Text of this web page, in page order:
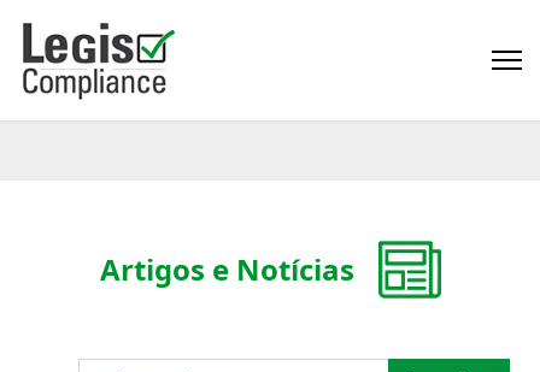
Artigos e Notícias